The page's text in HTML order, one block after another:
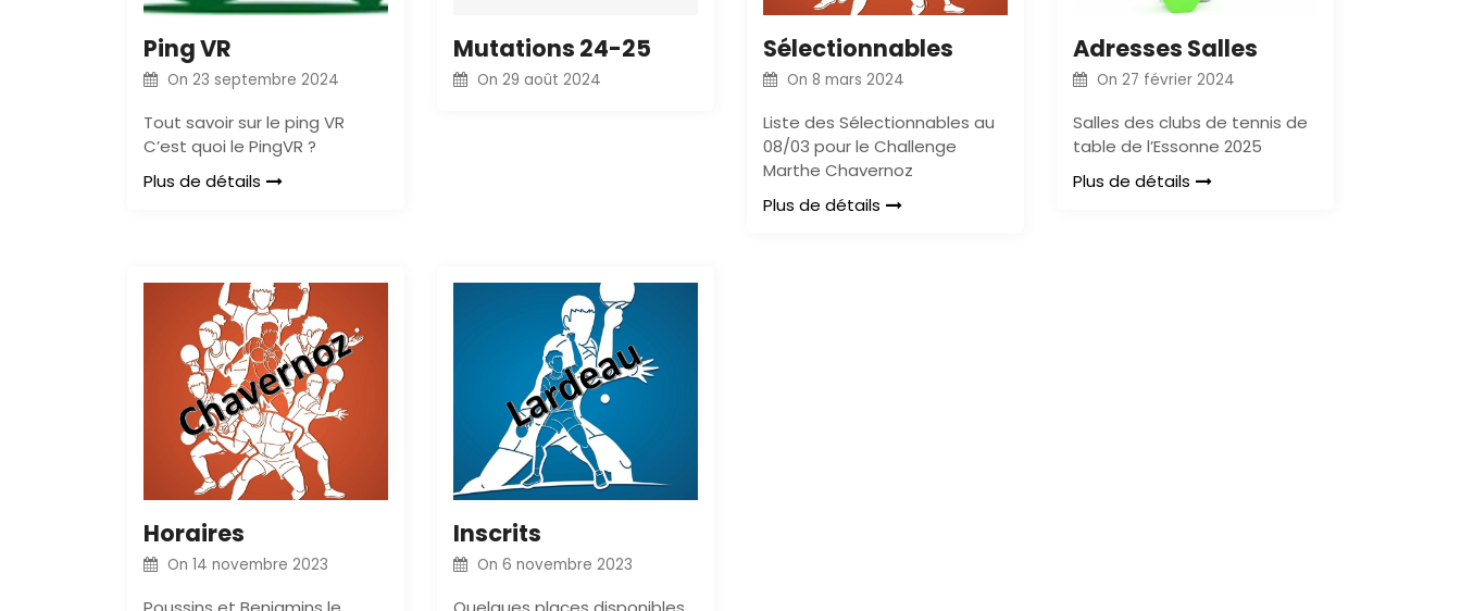
Ping VR
On 23 septembre 2024
Tout savoir sur le ping VR
C’est quoi le PingVR ?
Plus de détails
Mutations 24-25
On 29 août 2024
Sélectionnables
On 8 mars 2024
Liste des Sélectionnables au
08/03 pour le Challenge
Marthe Chavernoz
Plus de détails
Adresses Salles
On 27 février 2024
Salles des clubs de tennis de
table de l’Essonne 2025
Plus de détails
Horaires
On 14 novembre 2023
Inscrits
On 6 novembre 2023